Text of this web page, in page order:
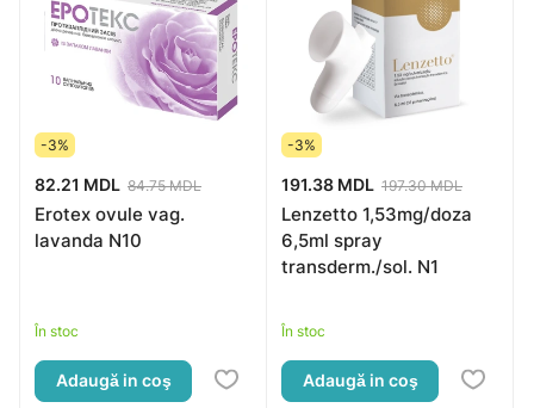
-3%
82.21 MDL 84.75 MDL
Erotex ovule vag.
lavanda N10
În stoc
Adaugă in coş
-3%
191.38 MDL 197.30 MDL
Lenzetto 1,53mg/doza
6,5ml spray
transderm./sol. N1
În stoc
Adaugă in coş